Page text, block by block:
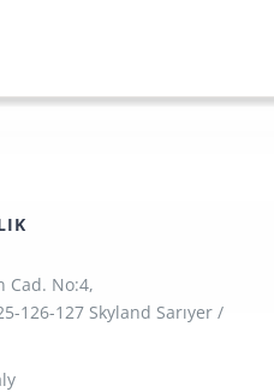
Cad. No:4,
126-127 Skyland Sarıyer /